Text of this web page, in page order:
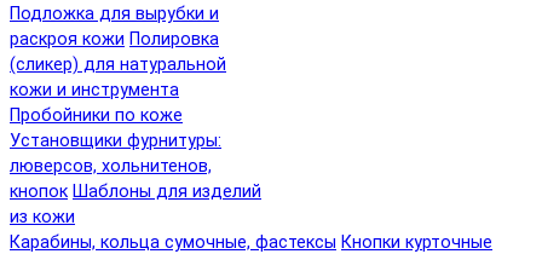
Подложка для вырубки и
раскроя кожи Полировка
(сликер) для натуральной
кожи и инструмента
Пробойники по коже
Установщики фурнитуры:
люверсов, хольнитенов,
кнопок Шаблоны для изделий
из кожи
Карабины, кольца сумочные, фастексы Кнопки курточные